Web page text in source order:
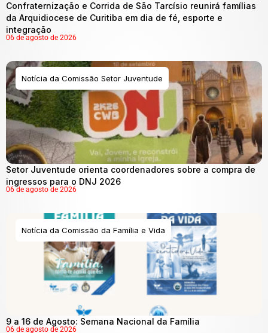
Confraternização e Corrida de São Tarcísio reunirá famílias
da Arquidiocese de Curitiba em dia de fé, esporte e
integração
06 de agosto de 2026
Notícia da Comissão Setor Juventude
Setor Juventude orienta coordenadores sobre a compra de
ingressos para o DNJ 2026
06 de agosto de 2026
Notícia da Comissão da Família e Vida
9 a 16 de Agosto: Semana Nacional da Família
06 de agosto de 2026